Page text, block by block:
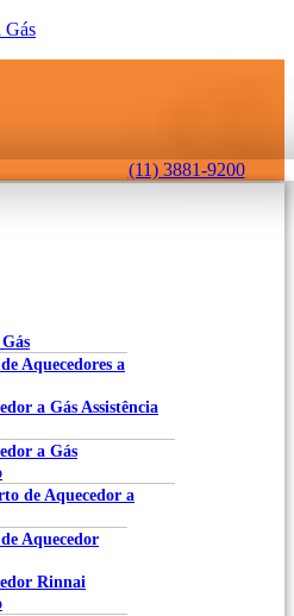
Gás
(11) 3881-9200
Aquecedores a
a Gás Assistência
a Gás
de Aquecedor a
Aquecedor
Rinnai